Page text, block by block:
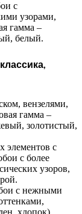
с
узорами,
гамма –
белый.
вензелями,
гамма –
золотистый,
элементов с
с более
узоров,
с нежными
хлопок).